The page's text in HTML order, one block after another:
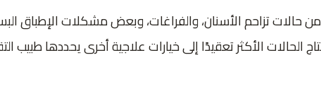
من حالات تزاحم الأسنان، والفراغات، وبعض مشكلات الإطباق
الحالات الأكثر تعقيدًا إلى خيارات علاجية أخرى يحددها طبيب